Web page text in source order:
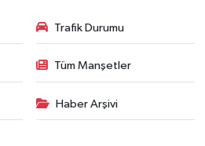
Trafik Durumu
Tüm Manşetler
Haber Arşivi